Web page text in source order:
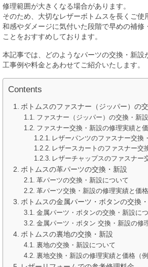
修理範囲が大きくなる場合があります。
そのため、大切なレザーボトムスを長くご使
和感やダメージに気付いた段階で早めの補修
ことをおすすめしております。
本記事では、どのようなパーツの交換・新設
工事例や料金とあわせてご紹介いたします。
Contents
ボトムスのファスナー（ジッパー）の
ファスナー（ジッパー）の交換・新
ファスナー交換・新設の修理実績と価
レザーパンツのファスナー交換
レザースカートのファスナー交
レザーチャップスのファスナー
ボトムスの革パーツの交換・新設
革パーツの交換・新設について
革パーツ交換・新設の修理実績と価格
ボトムスの金属パーツ・ボタンの交換
金属パーツ・ボタンの交換・新設に
金属パーツ・ボタン 交換・新設の修
ボトムスの裏地の交換・新設
裏地の交換・新設について
裏地交換・新設の修理実績と価格（例